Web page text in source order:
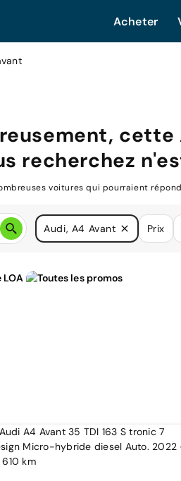
Acheter
cette
recherchez
voitures qui pourraient
Audi, A4 Avant Prix